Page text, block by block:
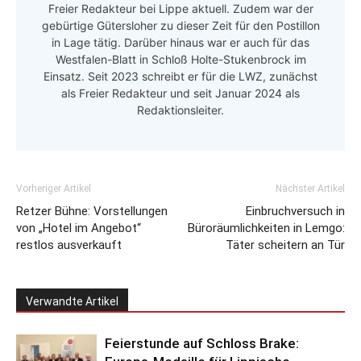
Freier Redakteur bei Lippe aktuell. Zudem war der
gebürtige Gütersloher zu dieser Zeit für den Postillon
in Lage tätig. Darüber hinaus war er auch für das
Westfalen-Blatt in Schloß Holte-Stukenbrock im
Einsatz. Seit 2023 schreibt er für die LWZ, zunächst
als Freier Redakteur und seit Januar 2024 als
Redaktionsleiter.
Vorheriger Artikel
Retzer Bühne: Vorstellungen
von „Hotel im Angebot“
restlos ausverkauft
Nächster Artikel
Einbruchversuch in
Büroräumlichkeiten in Lemgo:
Täter scheitern an Tür
Verwandte Artikel
Feierstunde auf Schloss Brake: